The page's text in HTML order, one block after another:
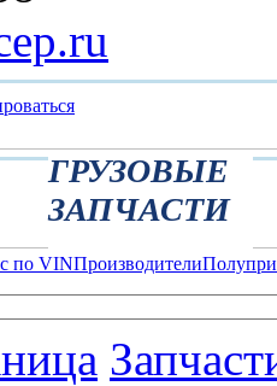
ГРУЗОВЫЕ
ЗАПЧАСТИ
по VINПроизводители